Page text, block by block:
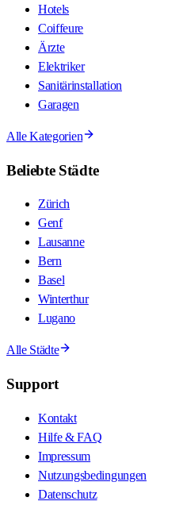
Hotels
Coiffeure
Ärzte
Elektriker
Sanitärinstallation
Garagen
Alle Kategorien
Beliebte Städte
Zürich
Genf
Lausanne
Bern
Basel
Winterthur
Lugano
Alle Städte
Support
Kontakt
Hilfe & FAQ
Impressum
Nutzungsbedingungen
Datenschutz